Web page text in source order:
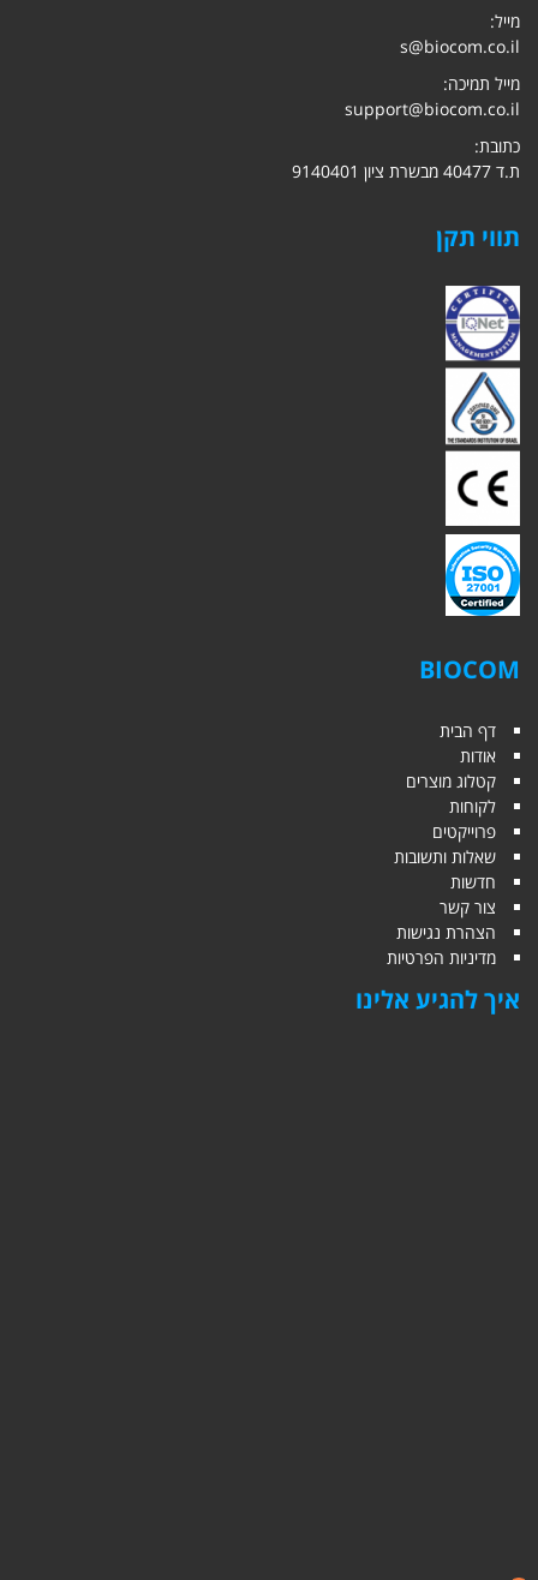
מייל:
s@biocom.co.il
מייל תמיכה:
support@biocom.co.il
כתובת:
ת.ד 40477 מבשרת ציון 9140401
תווי תקן
BIOCOM
דף הבית
אודות
קטלוג מוצרים
לקוחות
פרוייקטים
שאלות ותשובות
חדשות
צור קשר
הצהרת נגישות
מדיניות הפרטיות
איך להגיע אלינו